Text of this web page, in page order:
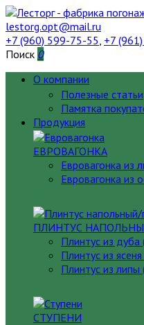
lestorg.opt@mail.ru
+7 (960) 599-75-55, +7
Поиск 0
О компании
Полезные статьи
Памятка
Продукция
ЕВРОВАГОНКА
Евровагонка из
Евровагонка из
ПЛИНТУС
Плинтус из дуба
Плинтус из
Плинтус из липы
СТУПЕНИ